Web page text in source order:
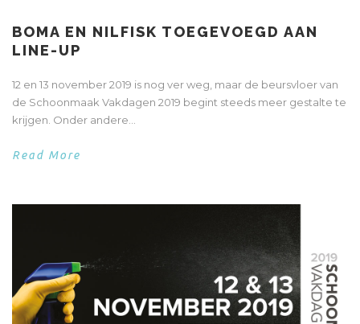
BOMA EN NILFISK TOEGEVOEGD AAN
LINE-UP
12 en 13 november 2019 is nog ver weg, maar de beursvloer van
de Schoonmaak Vakdagen 2019 begint steeds meer gestalte te
krijgen. Onder andere...
Read More